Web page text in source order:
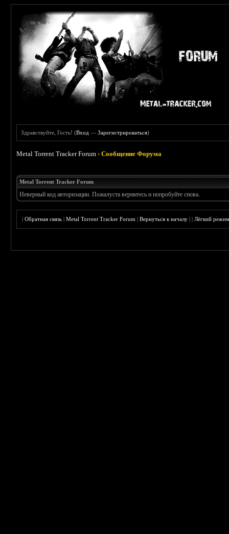
Здравствуйте, Гость! (Вход —Зарегистрироваться)
Metal Torrent Tracker Forum ›Сообщение Форума
Metal Torrent Tracker Forum
Неверный код авторизации. Пожалуста вернитесь и попробуйте снова.
|Обратная связь |Metal Torrent Tracker Forum |Вернуться к началу ||Лёгкий